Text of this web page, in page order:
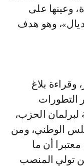
وعينها على
حكومة «المونديال»، وهو هدف
وقراءة بلاغ
التطورات
لبرلمان الحزب،
الوطني، ومن
أن ما
تولي المنصب